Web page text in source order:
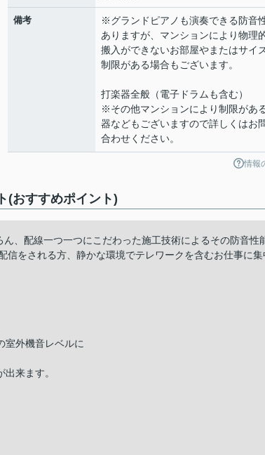
備考
※グランドピアノも演奏できる防音
ありますが、マンションにより物理
搬入ができないお部屋やまたはサイ
制限がある場合もございます。
打楽器全般（電子ドラムも含む）
※その他マンションにより制限があ
器などもございますので詳しくはお
合わせください。
情報
(おすすめポイント)
、配線一つ一つにこだわった施工技術によるその防音性
をされる方、静かな環境でテレワークを含むお仕事に集
室外機音レベルに
来ます。